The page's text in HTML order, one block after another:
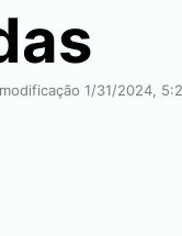
1/31/2024,